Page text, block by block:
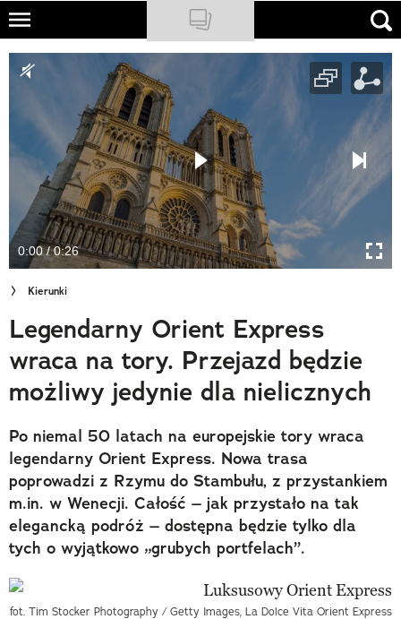
Skip
main
NATIONAL GEOGRAPHIC
PODCASTY
Sklep
Newsletter
Cuda Polski
Wielki Konkurs Fotograficzny
Trendbook Podróżniczy
Polecane
0:00 / 0:26
Kierunki
Legendarny Orient Express
wraca na tory. Przejazd będzie
możliwy jedynie dla nielicznych
Po niemal 50 latach na europejskie tory wraca
legendarny Orient Express. Nowa trasa
poprowadzi z Rzymu do Stambułu, z przystankiem
m.in. w Wenecji. Całość – jak przystało na tak
elegancką podróż – dostępna będzie tylko dla
tych o wyjątkowo „grubych portfelach”.
fot. Tim Stocker Photography / Getty Images, La Dolce Vita Orient Express